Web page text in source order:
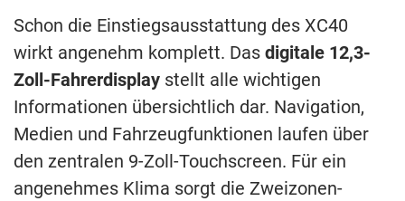
Schon die Einstiegsausstattung des XC40
wirkt angenehm komplett. Das digitale 12,3-
Zoll-Fahrerdisplay stellt alle wichtigen
Informationen übersichtlich dar. Navigation,
Medien und Fahrzeugfunktionen laufen über
den zentralen 9-Zoll-Touchscreen. Für ein
angenehmes Klima sorgt die Zweizonen-